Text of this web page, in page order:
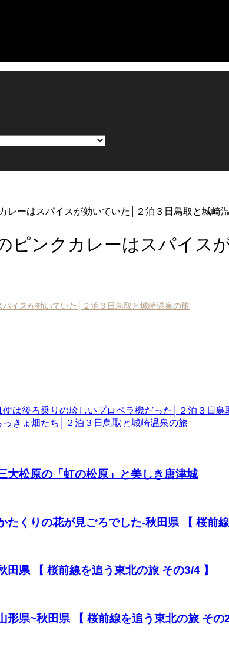
レーはスパイスが効いていた│２泊３日鳥取と城崎
ピンクカレーはスパイ
パイスが効いていた│２泊３日鳥取と城崎温泉の旅
便は後ろ乗りの珍しいプロペラ機だった│２泊３日鳥
っきょ畑たち│２泊３日鳥取と城崎温泉の旅
大松原の「虹の松原」と美しき唐津城
たくりの花が見ごろでした-秋田県 【 桜前
田県 【 桜前線を追う東北の旅 その3/4 】
形県~秋田県 【 桜前線を追う東北の旅 その